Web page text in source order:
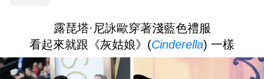
露琵塔·尼詠歐穿著淺藍色禮服
看起來就跟《灰姑娘》(Cinderella) 一樣